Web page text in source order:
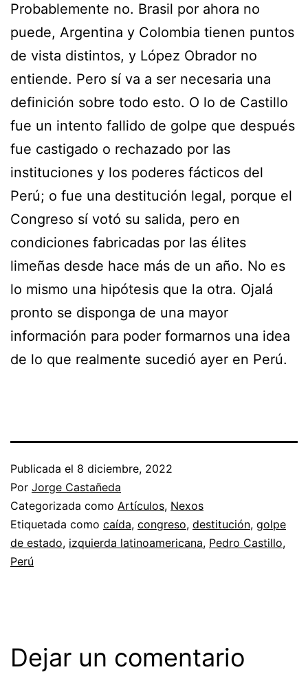
Probablemente no. Brasil por ahora no
puede, Argentina y Colombia tienen puntos
de vista distintos, y López Obrador no
entiende. Pero sí va a ser necesaria una
definición sobre todo esto. O lo de Castillo
fue un intento fallido de golpe que después
fue castigado o rechazado por las
instituciones y los poderes fácticos del
Perú; o fue una destitución legal, porque el
Congreso sí votó su salida, pero en
condiciones fabricadas por las élites
limeñas desde hace más de un año. No es
lo mismo una hipótesis que la otra. Ojalá
pronto se disponga de una mayor
información para poder formarnos una idea
de lo que realmente sucedió ayer en Perú.
Publicada el 8 diciembre, 2022
Por Jorge Castañeda
Categorizada como Artículos, Nexos
Etiquetada como caída, congreso, destitución, golpe
de estado, izquierda latinoamericana, Pedro Castillo,
Perú
Dejar un comentario